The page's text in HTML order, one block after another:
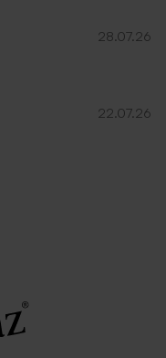
28.07.26
22.07.26